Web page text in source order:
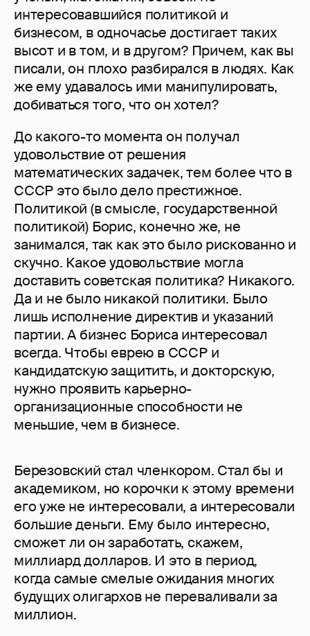
интересовавшийся политикой и
бизнесом, в одночасье достигает таких
высот и в том, и в другом? Причем, как вы
писали, он плохо разбирался в людях. Как
же ему удавалось ими манипулировать,
добиваться того, что он хотел?
До какого-то момента он получал
удовольствие от решения
математических задачек, тем более что в
СССР это было дело престижное.
Политикой (в смысле, государственной
политикой) Борис, конечно же, не
занимался, так как это было рискованно и
скучно. Какое удовольствие могла
доставить советская политика? Никакого.
Да и не было никакой политики. Было
лишь исполнение директив и указаний
партии. А бизнес Бориса интересовал
всегда. Чтобы еврею в СССР и
кандидатскую защитить, и докторскую,
нужно проявить карьерно-
организационные способности не
меньшие, чем в бизнесе.
Березовский стал членкором. Стал бы и
академиком, но корочки к этому времени
его уже не интересовали, а интересовали
большие деньги. Ему было интересно,
сможет ли он заработать, скажем,
миллиард долларов. И это в период,
когда самые смелые ожидания многих
будущих олигархов не переваливали за
миллион.